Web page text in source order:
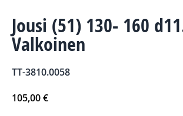
Jousi (51) 130- 160
Valkoinen
TT-3810.0058
105,00€